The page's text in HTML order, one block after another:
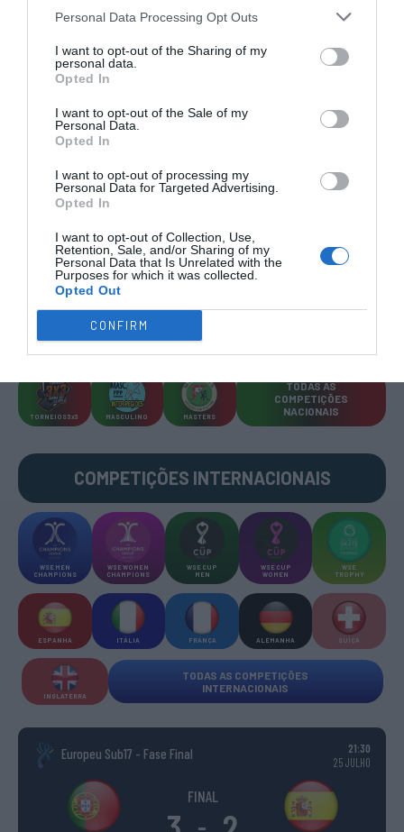
Personal Data Processing Opt Outs
I want to opt-out of the Sharing of my
personal data.
Opted In
I want to opt-out of the Sale of my
Personal Data.
Opted In
I want to opt-out of processing my
Personal Data for Targeted Advertising.
Opted In
I want to opt-out of Collection, Use,
Retention, Sale, and/or Sharing of my
Personal Data that Is Unrelated with the
Purposes for which it was collected.
Opted Out
CONFIRM
DO DIA
DE ÁRBITROS
COMPETIÇÕESNACIONAIS
CAMP
PLACARD
DIVISÃO
DIVISÃO
TORNEIOS 3x3 MASCULINO MASTERS
TODAS AS
COMPETIÇÕES
NACIONAIS
COMPETIÇÕES INTERNACIONAIS
WSE MEN
CHAMPIONS
WSE WOMEN
CHAMPIONS
WSE CUP
MEN
WSE CUP
WOMEN
WSE
TROPHY
ESPANHA ITÁLIA FRANÇA ALEMANHA SUÍÇA
INGLATERRA
TODAS AS COMPETIÇÕES
INTERNACIONAIS
Europeu Sub17 - Fase Final
21:30
25 JULHO
FINAL